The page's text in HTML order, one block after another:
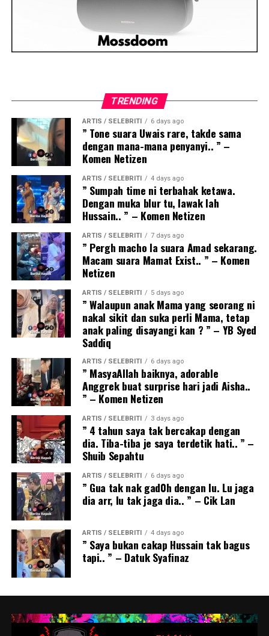
TRENDING
ARTIS / SELEBRITI 6 days ago
” Tone suara Uwais rare, takde sama
dengan mana-mana penyanyi.. ” –
Komen Netizen
ARTIS / SELEBRITI 4 days ago
” Sumpah time ni terbahak ketawa.
Dengan muka blur tu, lawak lah
Hussain.. ” – Komen Netizen
ARTIS / SELEBRITI 7 days ago
” Pergh macho la suara Amad sekarang.
Macam suara Mamat Exist.. ” – Komen
Netizen
ARTIS / SELEBRITI 5 days ago
” Walaupun anak Mama yang seorang ni
nakal sikit dan suka perli Mama, tetap
anak paling disayangi kan ? ” – YB Syed
Saddiq
ARTIS / SELEBRITI 6 days ago
” MasyaAllah baiknya, adorable
Anggrek buat surprise hari jadi Aisha..
” – Komen Netizen
ARTIS / SELEBRITI 3 days ago
” 4 tahun saya tak bercakap dengan
dia. Tiba-tiba je saya terdetik hati.. ” –
Shuib Sepahtu
ARTIS / SELEBRITI 6 days ago
” Gua tak nak gad0h dengan lu. Lu jaga
dia arr, lu tak jaga dia.. ” – Cik Lan
ARTIS / SELEBRITI 4 days ago
” Saya bukan cakap Hussain tak bagus
tapi.. ” – Datuk Syafinaz